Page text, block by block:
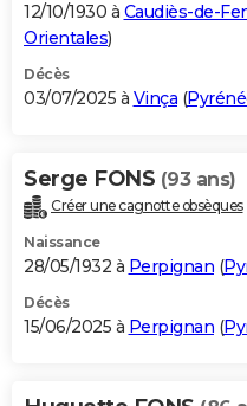
12/10/1930 à Caudiès-de-
Orientales)
Décès
03/07/2025 à Vinça (
Serge FONS (93 ans)
Créer une cagnotte obsèques
Naissance
28/05/1932 à Perpignan (
Décès
15/06/2025 à Perpignan (